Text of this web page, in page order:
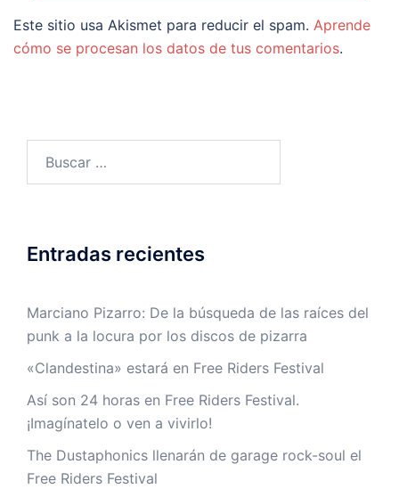
Este sitio usa Akismet para reducir el spam. Aprende
cómo se procesan los datos de tus comentarios.
Entradas recientes
Marciano Pizarro: De la búsqueda de las raíces del
punk a la locura por los discos de pizarra
«Clandestina» estará en Free Riders Festival
Así son 24 horas en Free Riders Festival.
¡Imagínatelo o ven a vivirlo!
The Dustaphonics llenarán de garage rock-soul el
Free Riders Festival